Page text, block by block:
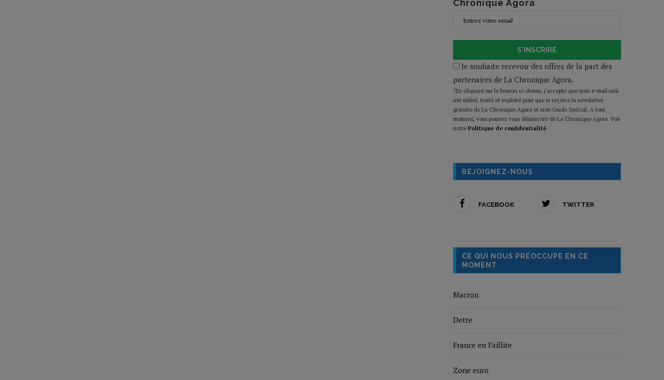
Chronique Agora
S'INSCRIRE
Je souhaite recevoir des offres de la part des
partenaires de La Chronique Agora.
*En cliquant sur le bouton ci-dessus, j’accepte que mon e-mail saisi
soit utilisé, traité et exploité pour que je reçoive la newsletter
gratuite de La Chronique Agora et mon Guide Spécial. A tout
moment, vous pourrez vous désinscrire de La Chronique Agora. Voir
notre Politique de confidentialité.
REJOIGNEZ-NOUS
FACEBOOK TWITTER
CE QUI NOUS PRÉOCCUPE EN CE
MOMENT
Macron
Dette
France en Faillite
Zone euro